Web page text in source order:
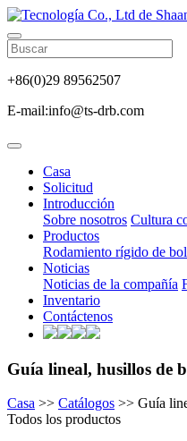
+86(0)29 89562507
E-mail:info@ts-drb.com
Casa
Solicitud
Introducción
Sobre nosotros Cultura
Productos
Rodamiento rígido de
Noticias
Noticias de la compañía
Inventario
Contáctenos
Guía lineal, husillos de
Casa >> Catálogos >> Guía
Todos los productos